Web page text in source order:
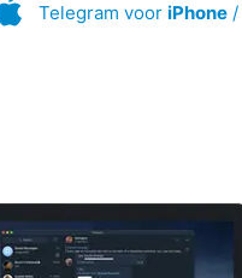
Telegram voor iPhone/